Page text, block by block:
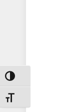
UKLJUČI /
UKLJUČI /